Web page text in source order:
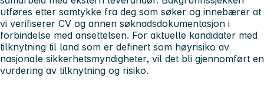
utføres etter samtykke fra deg som søker og innebærer at
vi verifiserer CV og annen søknadsdokumentasjon i
forbindelse med ansettelsen. For aktuelle kandidater med
tilknytning til land som er definert som høyrisiko av
nasjonale sikkerhetsmyndigheter, vil det bli gjennomført en
vurdering av tilknytning og risiko.